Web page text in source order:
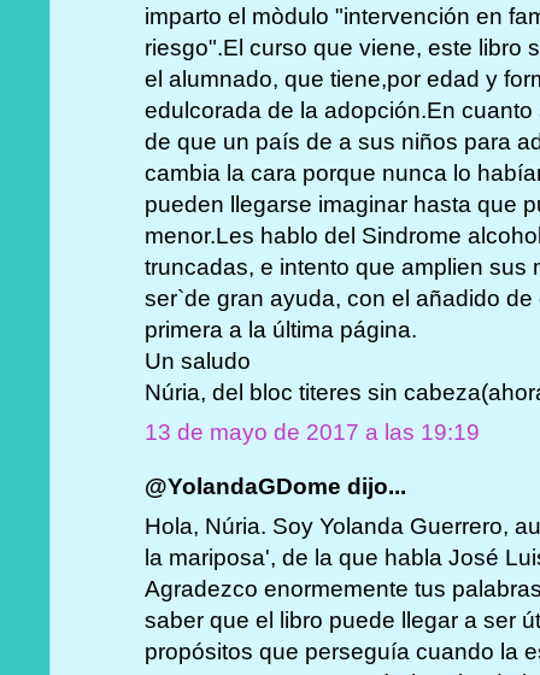
imparto el mòdulo "intervención en
riesgo".El curso que viene, este libro
el alumnado, que tiene,por edad y
edulcorada de la adopción.En
de que un país de a sus niños para
cambia la cara porque nunca lo
pueden llegarse imaginar hasta que
menor.Les hablo del Sindrome
truncadas, e intento que amplien sus
ser`de gran ayuda, con el añadido
primera a la última página.
Un saludo
Núria, del bloc titeres sin
13 de mayo de 2017 a las 19:19
@YolandaGDome dijo...
Hola, Núria. Soy Yolanda Guerrero,
la mariposa', de la que habla José
Agradezco enormemente tus
saber que el libro puede llegar a ser
propósitos que perseguía cuando la